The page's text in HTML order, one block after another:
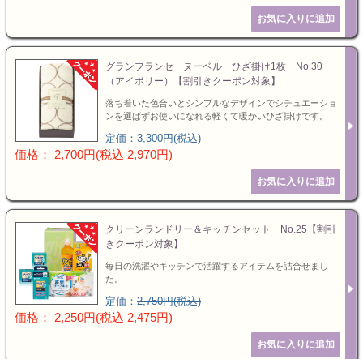
グランフランセ ヌーベル ひざ掛け1枚 No.30
（アイボリー）【割引きクーポン対象】
落ち着いた色合いとシンプルなデザインでシチュエーショ
ンを選ばずお使いになれる軽くて暖かいひざ掛けです。
定価： 3,300円(税込)
価格： 2,700円(税込 2,970円)
クリーンランドリー＆キッチンセット No.25【割引
きクーポン対象】
毎日の洗濯やキッチンで活躍するアイテムを詰合せまし
た。
定価： 2,750円(税込)
価格： 2,250円(税込 2,475円)